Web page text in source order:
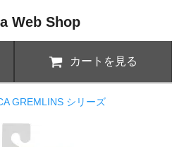
Web Shop
カートを見る
GREMLINS シリーズ